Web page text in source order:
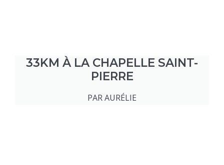
33KM À LA CHAPELLE SAINT-
PIERRE
PAR AURÉLIE